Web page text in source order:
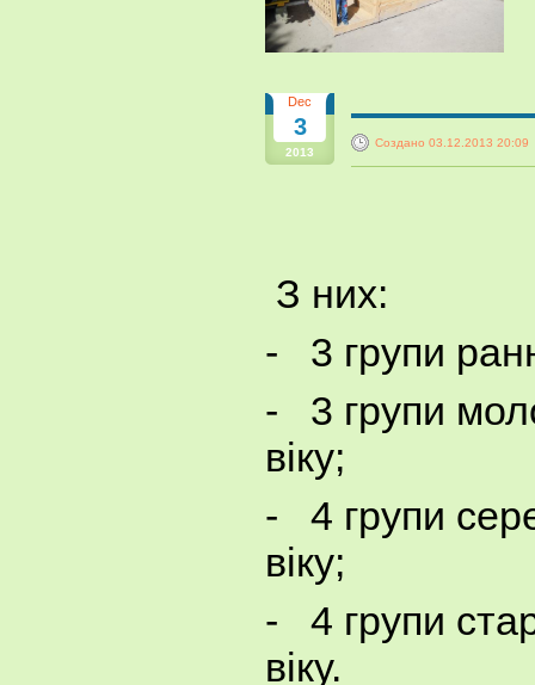
Dec
3
2013
Создано 03.12.2013 20:09
З них:
- 3 групи
- 3 групи
віку;
- 4 групи
віку;
- 4 групи
віку.